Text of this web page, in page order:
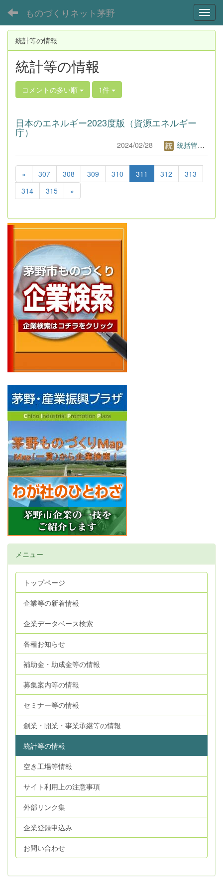
ものづくりネット茅野
統計等の情報
統計等の情報
コメントの多い順 1件
日本のエネルギー2023度版（資源エネルギー
庁）
2024/02/28 統括管理者1
« 307 308 309 310 311 312
313
314
315 »
メニュー
トップページ
企業等の新着情報
企業データベース検索
各種お知らせ
補助金・助成金等の情報
募集案内等の情報
セミナー等の情報
創業・開業・事業承継等の情報
統計等の情報
空き工場等情報
サイト利用上の注意事項
外部リンク集
企業登録申込み
お問い合わせ